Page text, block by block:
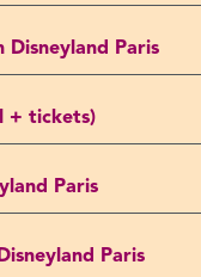
Disneyland Paris
+ tickets)
Paris
Paris